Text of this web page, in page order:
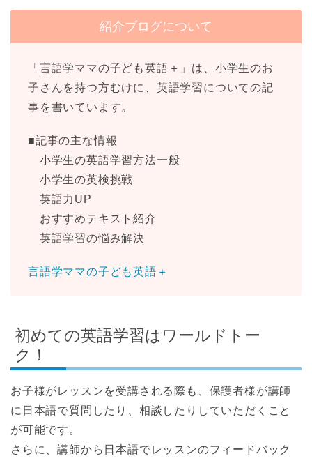
紹介ブログについて
「言語学ママの子ども英語＋」は、小学生のお
子さんを持つ方むけに、英語学習についての記
事を書いています。
■記事の主な情報
小学生の英語学習方法一般
小学生の英検挑戦
英語力UP
おすすめテキスト紹介
英語学習の悩み解決
言語学ママの子ども英語＋
初めての英語学習はワールドトー
ク！
お子様がレッスンを受講される際も、保護者様が講師
に日本語で質問したり、相談したりしていただくこと
が可能です。
さらに、講師から日本語でレッスンのフィードバック